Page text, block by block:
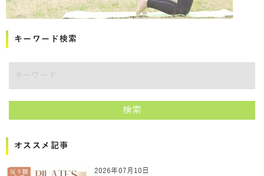
キーワード検索
検索
オススメ記事
2026年07月10日